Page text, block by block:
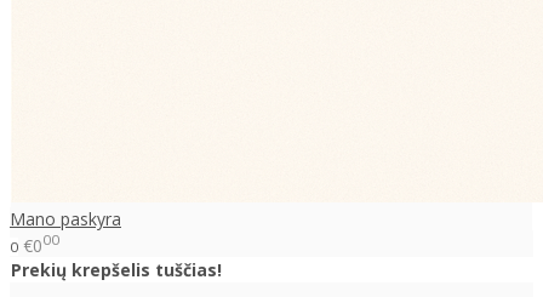
Mano paskyra
0 €000
Prekių krepšelis tuščias!